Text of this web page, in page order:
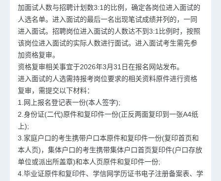
加面试人数与招聘计划数3:1的比例，确定各岗位进入面试的
人选名单。进入面试的最后一名出现笔试成绩并列的，一同
进入面试。招聘岗位进入面试的人数达不到3:1比例时，按照
该岗位进入面试的实际人数进行面试。进入面试考生需先参
加资格复审。
资格复审相关事宜于2026年3月31日在报名网站发布。
进入面试的人选需持报考岗位要求的相关资料原件进行资格
复审，需提交以下材料：
1.网上报名登记表一份(本人签字);
2.身份证(二代)原件和复印件一份(正反两面复印到一张A4纸
上);
3.家庭户口的考生携带户口本原件和复印件一份(复印首页和
本人页)，集体户口的考生携带集体户口首页复印件(户口存放
单位或派出所盖章)和本人页原件和复印件一份;
4.毕业证原件和复印件、学信网学历证书电子注册备案表、学